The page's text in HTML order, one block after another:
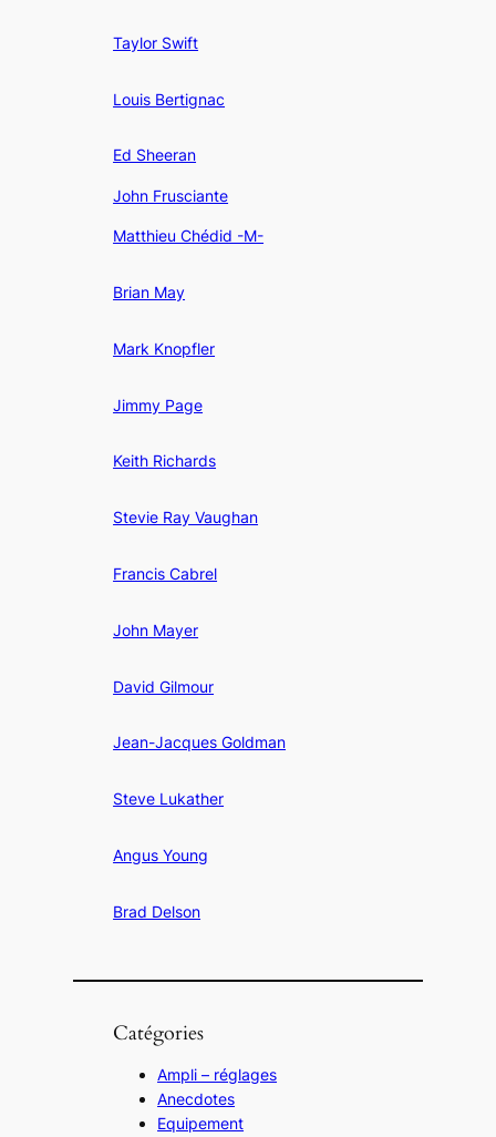
Taylor Swift
Louis Bertignac
Ed Sheeran
John Frusciante
Matthieu Chédid -M-
Brian May
Mark Knopfler
Jimmy Page
Keith Richards
Stevie Ray Vaughan
Francis Cabrel
John Mayer
David Gilmour
Jean-Jacques Goldman
Steve Lukather
Angus Young
Brad Delson
Catégories
Ampli – réglages
Anecdotes
Equipement